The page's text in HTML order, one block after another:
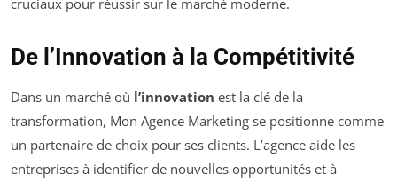
De l’Innovation à la Compétitivité
Dans un marché où l’innovation est la clé de la
transformation, Mon Agence Marketing se positionne comme
un partenaire de choix pour ses clients. L’agence aide les
entreprises à identifier de nouvelles opportunités et à